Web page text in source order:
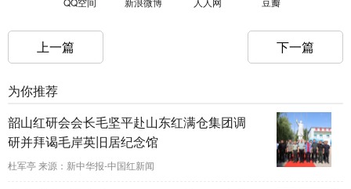
上一篇 下一篇
为你推荐
韶山红研会会长毛坚平赴山东红满仓集团调
研并拜谒毛岸英旧居纪念馆
杜军亭 来源：新中华报-中国红新闻